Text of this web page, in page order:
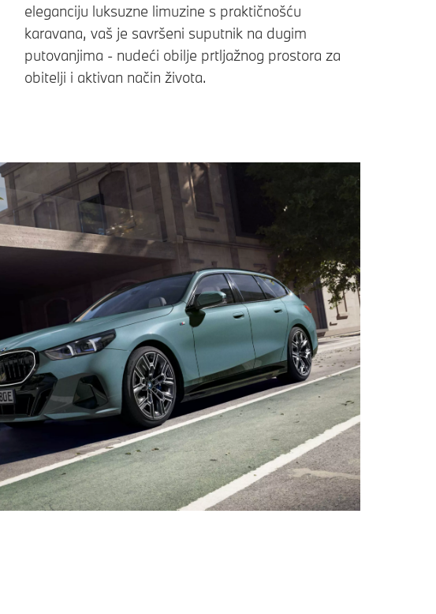
eleganciju luksuzne limuzine s praktičnošću
karavana, vaš je savršeni suputnik na dugim
putovanjima - nudeći obilje prtljažnog prostora za
obitelji i aktivan način života.